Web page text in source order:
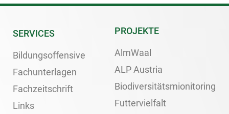
SERVICES
Bildungsoffensive
Fachunterlagen
Fachzeitschrift
Links
PROJEKTE
AlmWaal
ALP Austria
Biodiversitätsmionitoring
Futtervielfalt